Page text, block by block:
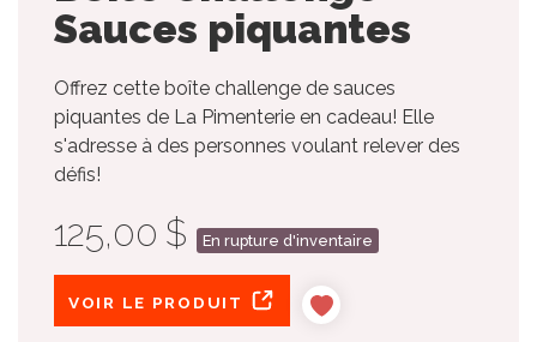
Sauces piquantes
Offrez cette boîte challenge de sauces
piquantes de La Pimenterie en cadeau! Elle
s'adresse à des personnes voulant relever des
défis!
125,00 $ En rupture d'inventaire
VOIR LE PRODUIT